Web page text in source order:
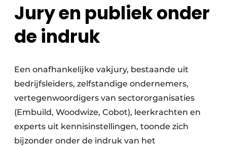
Jury en publiek onder
de indruk
Een onafhankelijke vakjury, bestaande uit
bedrijfsleiders, zelfstandige ondernemers,
vertegenwoordigers van sectororganisaties
(Embuild, Woodwize, Cobot), leerkrachten en
experts uit kennisinstellingen, toonde zich
bijzonder onder de indruk van het